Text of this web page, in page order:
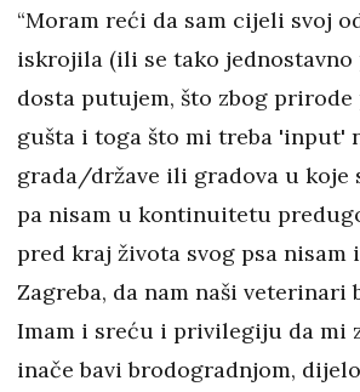
“Moram reći da sam cijeli svoj
iskrojila (ili se tako jednostavno
dosta putujem, što zbog prirode
gušta i toga što mi treba 'input'
grada/države ili gradova u koje
pa nisam u kontinuitetu
pred kraj života svog psa nisam
Zagreba, da nam naši veterinari
Imam i sreću i privilegiju da mi
inače bavi brodogradnjom,